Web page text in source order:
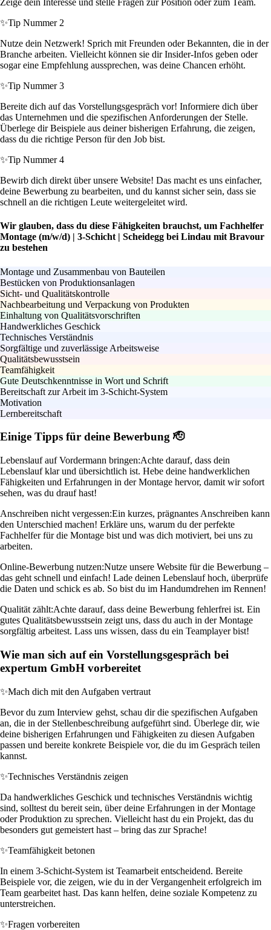
Zeige dein Interesse und stelle Fragen zur Position oder zum Team.
✨Tip Nummer 2
Nutze dein Netzwerk! Sprich mit Freunden oder Bekannten, die in der
Branche arbeiten. Vielleicht können sie dir Insider-Infos geben oder
sogar eine Empfehlung aussprechen, was deine Chancen erhöht.
✨Tip Nummer 3
Bereite dich auf das Vorstellungsgespräch vor! Informiere dich über
das Unternehmen und die spezifischen Anforderungen der Stelle.
Überlege dir Beispiele aus deiner bisherigen Erfahrung, die zeigen,
dass du die richtige Person für den Job bist.
✨Tip Nummer 4
Bewirb dich direkt über unsere Website! Das macht es uns einfacher,
deine Bewerbung zu bearbeiten, und du kannst sicher sein, dass sie
schnell an die richtigen Leute weitergeleitet wird.
Wir glauben, dass du diese Fähigkeiten brauchst, um Fachhelfer
Montage (m/w/d) | 3-Schicht | Scheidegg bei Lindau mit Bravour
zu bestehen
Montage und Zusammenbau von Bauteilen
Bestücken von Produktionsanlagen
Sicht- und Qualitätskontrolle
Nachbearbeitung und Verpackung von Produkten
Einhaltung von Qualitätsvorschriften
Handwerkliches Geschick
Technisches Verständnis
Sorgfältige und zuverlässige Arbeitsweise
Qualitätsbewusstsein
Teamfähigkeit
Gute Deutschkenntnisse in Wort und Schrift
Bereitschaft zur Arbeit im 3-Schicht-System
Motivation
Lernbereitschaft
Einige Tipps für deine Bewerbung 🫡
Lebenslauf auf Vordermann bringen:Achte darauf, dass dein
Lebenslauf klar und übersichtlich ist. Hebe deine handwerklichen
Fähigkeiten und Erfahrungen in der Montage hervor, damit wir sofort
sehen, was du drauf hast!
Anschreiben nicht vergessen:Ein kurzes, prägnantes Anschreiben kann
den Unterschied machen! Erkläre uns, warum du der perfekte
Fachhelfer für die Montage bist und was dich motiviert, bei uns zu
arbeiten.
Online-Bewerbung nutzen:Nutze unsere Website für die Bewerbung –
das geht schnell und einfach! Lade deinen Lebenslauf hoch, überprüfe
die Daten und schick es ab. So bist du im Handumdrehen im Rennen!
Qualität zählt:Achte darauf, dass deine Bewerbung fehlerfrei ist. Ein
gutes Qualitätsbewusstsein zeigt uns, dass du auch in der Montage
sorgfältig arbeitest. Lass uns wissen, dass du ein Teamplayer bist!
Wie man sich auf ein Vorstellungsgespräch bei
expertum GmbH vorbereitet
✨Mach dich mit den Aufgaben vertraut
Bevor du zum Interview gehst, schau dir die spezifischen Aufgaben
an, die in der Stellenbeschreibung aufgeführt sind. Überlege dir, wie
deine bisherigen Erfahrungen und Fähigkeiten zu diesen Aufgaben
passen und bereite konkrete Beispiele vor, die du im Gespräch teilen
kannst.
✨Technisches Verständnis zeigen
Da handwerkliches Geschick und technisches Verständnis wichtig
sind, solltest du bereit sein, über deine Erfahrungen in der Montage
oder Produktion zu sprechen. Vielleicht hast du ein Projekt, das du
besonders gut gemeistert hast – bring das zur Sprache!
✨Teamfähigkeit betonen
In einem 3-Schicht-System ist Teamarbeit entscheidend. Bereite
Beispiele vor, die zeigen, wie du in der Vergangenheit erfolgreich im
Team gearbeitet hast. Das kann helfen, deine soziale Kompetenz zu
unterstreichen.
✨Fragen vorbereiten